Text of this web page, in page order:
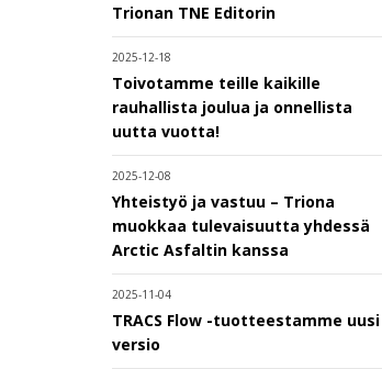
Trionan TNE Editorin
2025-12-18
Toivotamme teille kaikille
rauhallista joulua ja onnellista
uutta vuotta!
2025-12-08
Yhteistyö ja vastuu – Triona
muokkaa tulevaisuutta yhdessä
Arctic Asfaltin kanssa
2025-11-04
TRACS Flow -tuotteestamme uusi
versio